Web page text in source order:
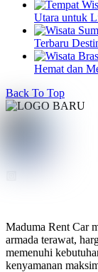
Utara untuk
Terbaru
Hemat dan
Back To Top
Maduma Rent Car
armada terawat,
memenuhi
kenyamanan